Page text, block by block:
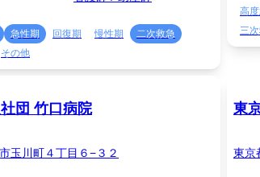
急性期 回復期 慢性期
二次救急
その他
高
三
団 竹口病院
玉川町４丁目６−３２
東
東京